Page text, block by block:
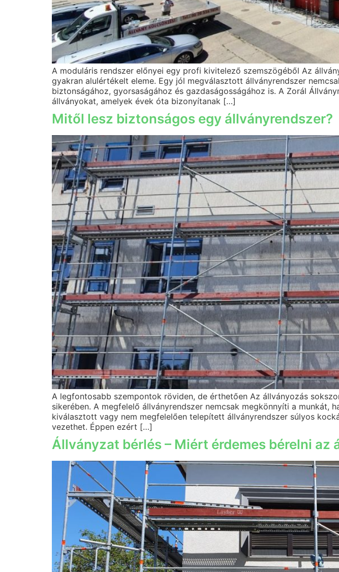
A moduláris rendszer előnyei egy profi kivitelező szemszögéből Az
gyakran alulértékelt eleme. Egy jól megválasztott állványrendszer
biztonságához, gyorsaságához és gazdaságosságához is. A Zorál
állványokat, amelyek évek óta bizonyítanak […]
Mitől lesz biztonságos egy állványrendszer?
A legfontosabb szempontok röviden, de érthetően Az állványozás
sikerében. A megfelelő állványrendszer nemcsak megkönnyíti a munkát,
kiválasztott vagy nem megfelelően telepített állványrendszer súlyos
vezethet. Éppen ezért […]
Állványzat bérlés – Miért érdemes bérelni